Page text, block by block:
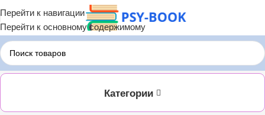
Перейти к навигации
Перейти к основному содержимому
Главная Есения Игоревна Ушакова
Категории